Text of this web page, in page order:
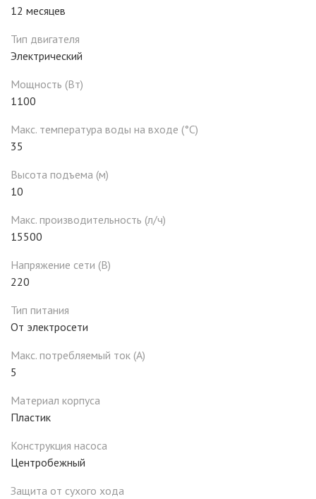
12 месяцев
Тип двигателя
Электрический
Мощность (Вт)
1100
Макс. температура воды на входе (°C)
35
Высота подъема (м)
10
Макс. производительность (л/ч)
15500
Напряжение сети (В)
220
Тип питания
От электросети
Макс. потребляемый ток (А)
5
Материал корпуса
Пластик
Конструкция насоса
Центробежный
Защита от сухого хода